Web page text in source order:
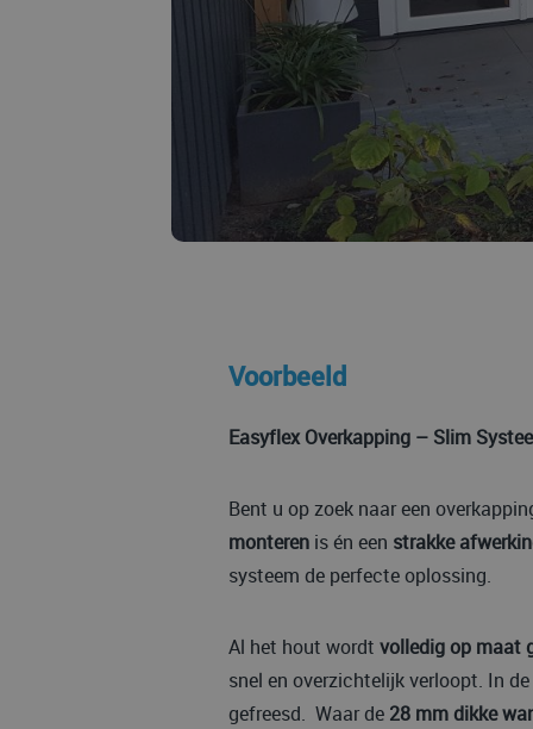
Voorbeeld
Easyflex Overkapping – Slim
Bent u op zoek naar een
monteren is én een strakke
systeem de perfecte oplossing.
Al het hout wordt volledig op maat
snel en overzichtelijk verloopt. In
gefreesd. Waar de 28 mm dikke